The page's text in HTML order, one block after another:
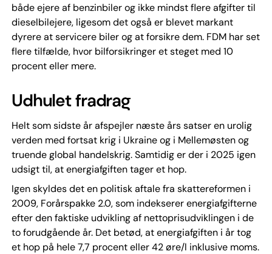
både ejere af benzinbiler og ikke mindst flere afgifter til
dieselbilejere, ligesom det også er blevet markant
dyrere at servicere biler og at forsikre dem. FDM har set
flere tilfælde, hvor bilforsikringer et steget med 10
procent eller mere.
Udhulet fradrag
Helt som sidste år afspejler næste års satser en urolig
verden med fortsat krig i Ukraine og i Mellemøsten og
truende global handelskrig. Samtidig er der i 2025 igen
udsigt til, at energiafgiften tager et hop.
Igen skyldes det en politisk aftale fra skattereformen i
2009, Forårspakke 2.0, som indekserer energiafgifterne
efter den faktiske udvikling af nettoprisudviklingen i de
to forudgående år. Det betød, at energiafgiften i år tog
et hop på hele 7,7 procent eller 42 øre/l inklusive moms.